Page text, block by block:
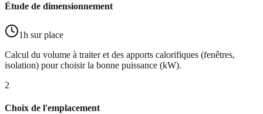
Étude de dimensionnement
1h sur place
Calcul du volume à traiter et des apports calorifiques (fenêtres,
isolation) pour choisir la bonne puissance (kW).
2
Choix de l'emplacement